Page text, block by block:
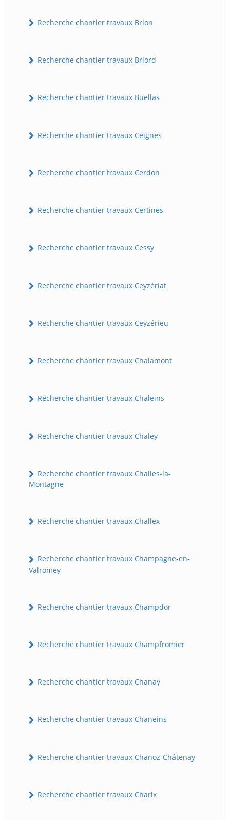
Recherche chantier travaux Brion
Recherche chantier travaux Briord
Recherche chantier travaux Buellas
Recherche chantier travaux Ceignes
Recherche chantier travaux Cerdon
Recherche chantier travaux Certines
Recherche chantier travaux Cessy
Recherche chantier travaux Ceyzériat
Recherche chantier travaux Ceyzérieu
Recherche chantier travaux Chalamont
Recherche chantier travaux Chaleins
Recherche chantier travaux Chaley
Recherche chantier travaux Challes-la-
Montagne
Recherche chantier travaux Challex
Recherche chantier travaux Champagne-en-
Valromey
Recherche chantier travaux Champdor
Recherche chantier travaux Champfromier
Recherche chantier travaux Chanay
Recherche chantier travaux Chaneins
Recherche chantier travaux Chanoz-Châtenay
Recherche chantier travaux Charix